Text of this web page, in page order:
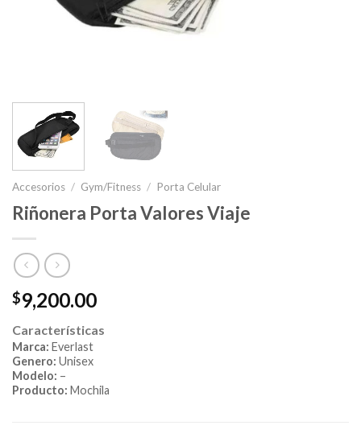
Accesorios / Gym/Fitness / Porta Celular
Riñonera Porta Valores Viaje
$9,200.00
Características
Marca: Everlast
Genero: Unisex
Modelo: –
Producto: Mochila